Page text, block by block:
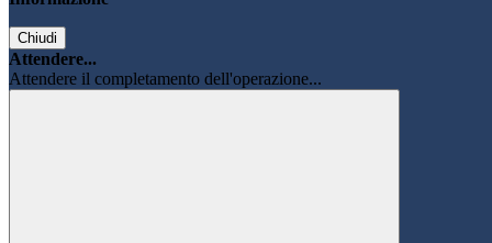
Chiudi
Attendere...
Attendere il completamento dell'operazione...